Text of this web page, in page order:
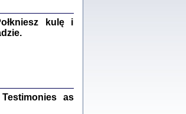
Leociak
2021
kulę i
as